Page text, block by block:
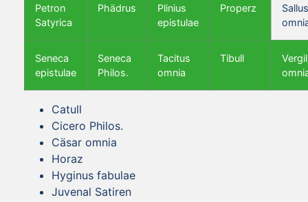
Petron
Satyrica
Phädrus
Plinius
epistulae
Properz
Seneca
epistulae
Seneca
Philos.
Tacitus
omnia
Tibull
Vergil
Catull
Cicero Philos.
Cäsar omnia
Horaz
Hyginus fabulae
Juvenal Satiren